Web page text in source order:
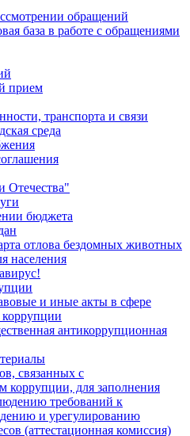
обращений
база в работе с обращениями
прием
транспорта и связи
среда
Отечества"
бюджета
отлова бездомных животных
населения
и иные акты в сфере
коррупции
антикоррупционная
связанных с
коррупции, для заполнения
требований к
и урегулированию
(аттестационная комиссия)